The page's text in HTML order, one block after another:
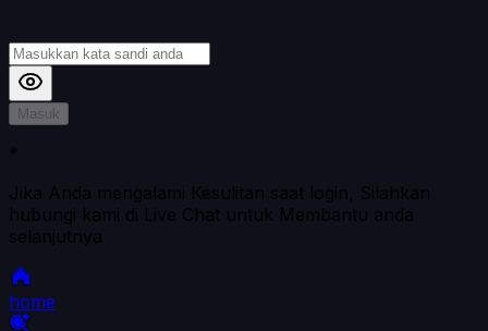
Masuk
*
Jika Anda mengalami Kesulitan saat login, Silahkan
hubungi kami di Live Chat untuk Membantu anda
selanjutnya
home